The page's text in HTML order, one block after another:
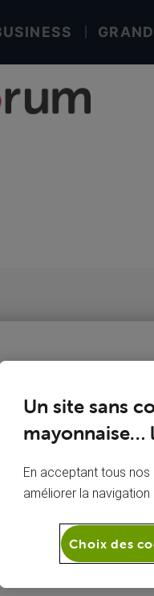
Télévision
4770 ... un...
Un site sans
mayonnaise…
En acceptant tous nos
améliorer la
Choix des